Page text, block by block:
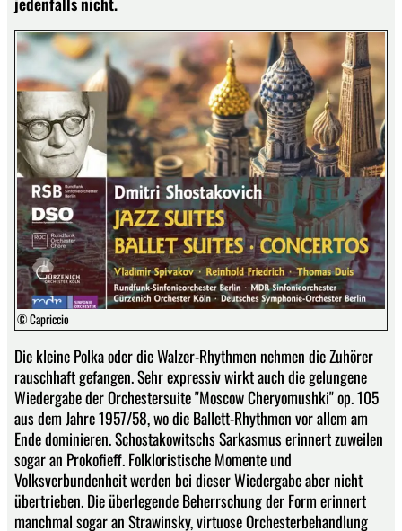
© Capriccio
Die kleine Polka oder die Walzer-Rhythmen nehmen die Zuhörer
rauschhaft gefangen. Sehr expressiv wirkt auch die gelungene
Wiedergabe der Orchestersuite "Moscow Cheryomushki" op. 105
aus dem Jahre 1957/58, wo die Ballett-Rhythmen vor allem am
Ende dominieren. Schostakowitschs Sarkasmus erinnert zuweilen
sogar an Prokofieff. Folkloristische Momente und
Volksverbundenheit werden bei dieser Wiedergabe aber nicht
übertrieben. Die überlegende Beherrschung der Form erinnert
manchmal sogar an Strawinsky, virtuose Orchesterbehandlung